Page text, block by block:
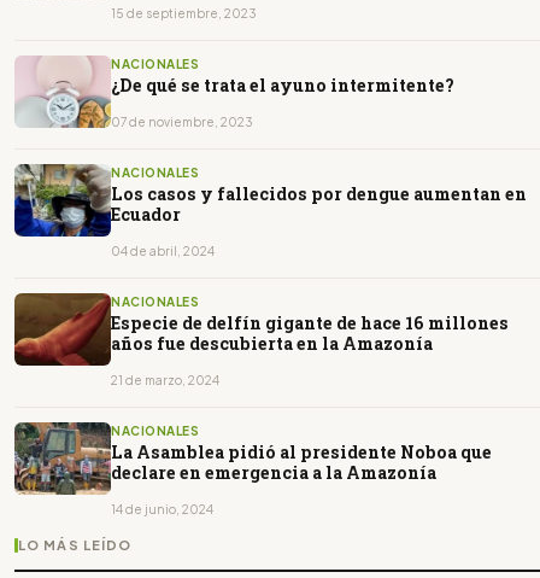
15 de septiembre, 2023
NACIONALES
¿De qué se trata el ayuno intermitente?
07 de noviembre, 2023
NACIONALES
Los casos y fallecidos por dengue aumentan en
Ecuador
04 de abril, 2024
NACIONALES
Especie de delfín gigante de hace 16 millones
años fue descubierta en la Amazonía
21 de marzo, 2024
NACIONALES
La Asamblea pidió al presidente Noboa que
declare en emergencia a la Amazonía
14 de junio, 2024
LO MÁS LEÍDO